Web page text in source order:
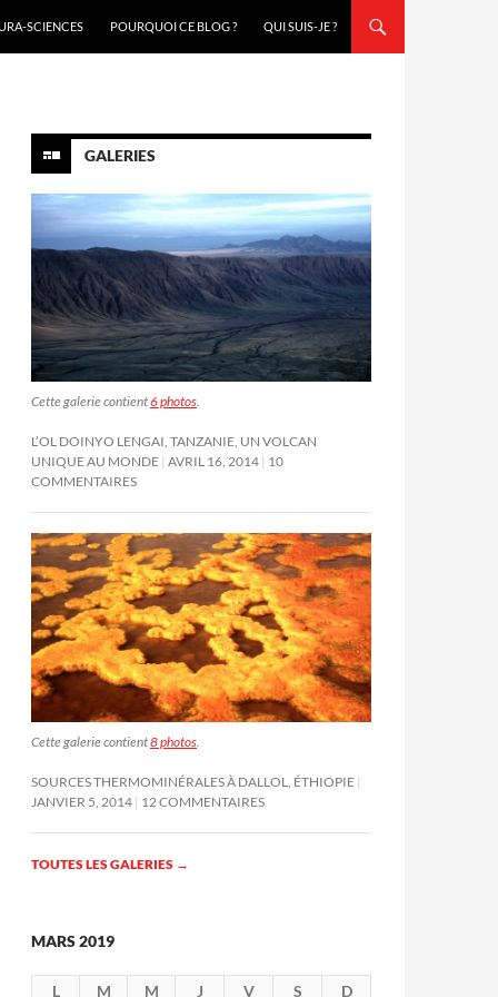
SCIENCES
POURQUOI CE BLOG ? QUI SUIS-JE ?
GALERIES
Cette galerie contient6 photos.
L’OL DOINYO LENGAI, TANZANIE, UN VOLCAN
UNIQUE AU MONDE AVRIL 16, 2014 10
COMMENTAIRES
Cette galerie contient8 photos
SOURCES THERMOMINÉRALES À DALLOL, ÉTHIOPIE
JANVIER 5, 2014 12 COMMENTAIRES
TOUTES LES GALERIES →
MARS 2019
L M M J V S
D